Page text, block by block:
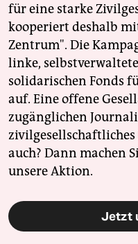
für eine starke
kooperiert deshalb
Zentrum". Die
linke,
solidarischen Fonds
auf. Eine offene
zugänglichen
zivilgesellschaftliches
auch? Dann machen
unsere Aktion.
Jetzt